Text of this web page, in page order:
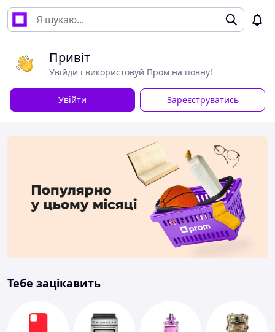
Привіт
Увійди і використовуй Пром на повну!
Увійти Зареєструватись
Тебе зацікавить